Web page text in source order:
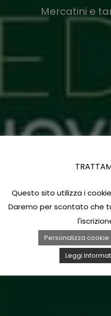
Mercatini e
Questo sito utilizza i
Daremo per scontato che
Personalizza cookie
Leggi